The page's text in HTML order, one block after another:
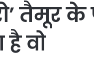
है वो